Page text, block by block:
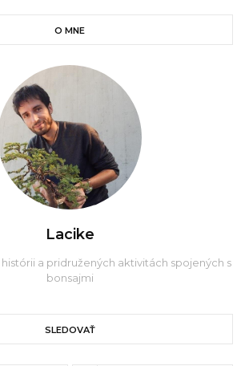
O MNE
Lacike
a pridružených aktivitách spojených s
bonsajmi
SLEDOVAŤ